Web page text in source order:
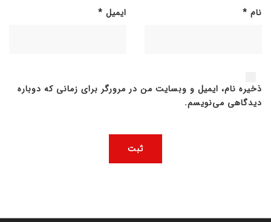
نام * ایمیل *
ذخیره نام، ایمیل و وبسایت من در مرورگر برای زمانی که دوباره
دیدگاهی می‌نویسم.